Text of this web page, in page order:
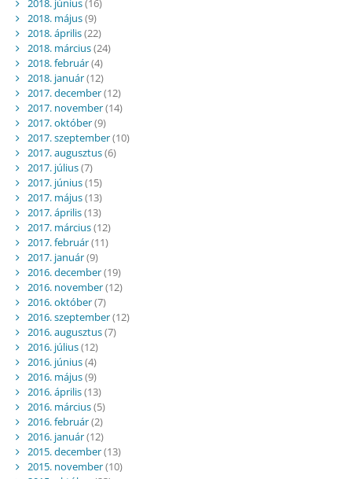
2018. június(16)
2018. május(9)
2018. április(22)
2018. március(24)
2018. február(4)
2018. január(12)
2017. december(12)
2017. november(14)
2017. október(9)
2017. szeptember(10)
2017. augusztus(6)
2017. július(7)
2017. június(15)
2017. május(13)
2017. április(13)
2017. március(12)
2017. február(11)
2017. január(9)
2016. december(19)
2016. november(12)
2016. október(7)
2016. szeptember(12)
2016. augusztus(7)
2016. július(12)
2016. június(4)
2016. május(9)
2016. április(13)
2016. március(5)
2016. február(2)
2016. január(12)
2015. december(13)
2015. november(10)